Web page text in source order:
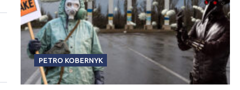
PETRO KOBERNYK